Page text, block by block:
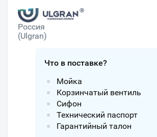
Россия
(Ulgran)
Что в поставке?
Мойка
Корзинчатый вентиль
Сифон
Технический паспорт
Гарантийный талон